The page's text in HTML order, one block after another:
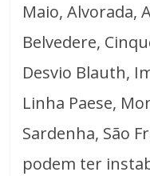
Maio, Alvorada,
Belvedere,
Desvio Blauth,
Linha Paese,
Sardenha, São
podem ter